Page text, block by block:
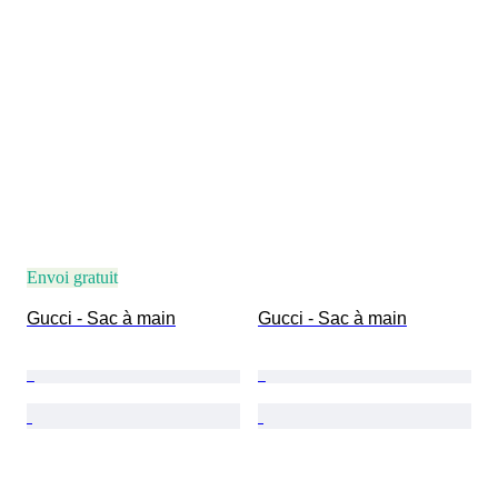
Envoi gratuit
Gucci - Sac à main Gucci - Sac à main